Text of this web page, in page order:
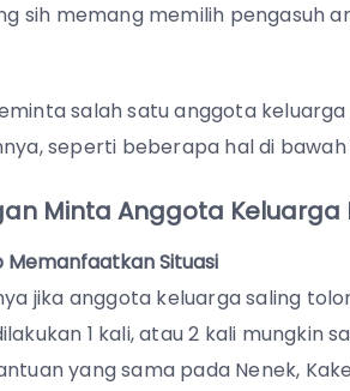
sih memang memilih pengasuh
salah satu anggota
seperti beberapa hal di bawah
Minta Anggota Keluarga
Memanfaatkan Situasi
jika anggota keluarga saling
1 kali, atau 2 kali mungkin
yang sama pada Nenek,